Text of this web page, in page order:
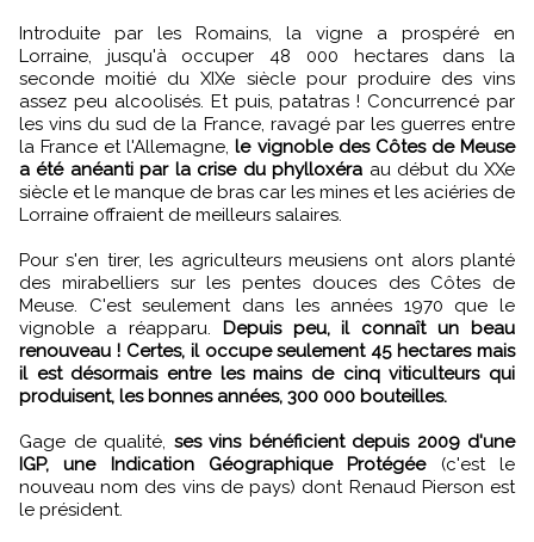
Introduite par les Romains, la vigne a prospéré en
Lorraine, jusqu'à occuper 48 000 hectares dans la
seconde moitié du XIXe siècle pour produire des vins
assez peu alcoolisés. Et puis, patatras ! Concurrencé par
les vins du sud de la France, ravagé par les guerres entre
la France et l'Allemagne, le vignoble des Côtes de Meuse
a été anéanti par la crise du phylloxéra au début du XXe
siècle et le manque de bras car les mines et les aciéries de
Lorraine offraient de meilleurs salaires.
Pour s'en tirer, les agriculteurs meusiens ont alors planté
des mirabelliers sur les pentes douces des Côtes de
Meuse. C'est seulement dans les années 1970 que le
vignoble a réapparu. Depuis peu, il connaît un beau
renouveau ! Certes, il occupe seulement 45 hectares mais
il est désormais entre les mains de cinq viticulteurs qui
produisent, les bonnes années, 300 000 bouteilles.
Gage de qualité, ses vins bénéficient depuis 2009 d'une
IGP, une Indication Géographique Protégée(c'est le
nouveau nom des vins de pays) dont Renaud Pierson est
le président.